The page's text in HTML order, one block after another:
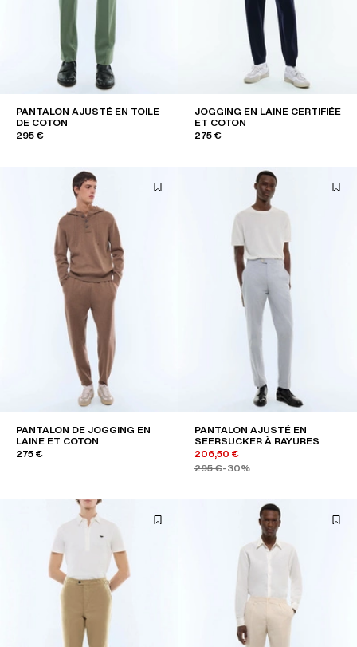
PANTALON AJUSTÉ EN TOILE
DE COTON
295 €
JOGGING EN LAINE CERTIFIÉE
ET COTON
275 €
PANTALON DE JOGGING EN
LAINE ET COTON
275 €
PANTALON AJUSTÉ EN
SEERSUCKER À RAYURES
206,50 €
295 €-30%